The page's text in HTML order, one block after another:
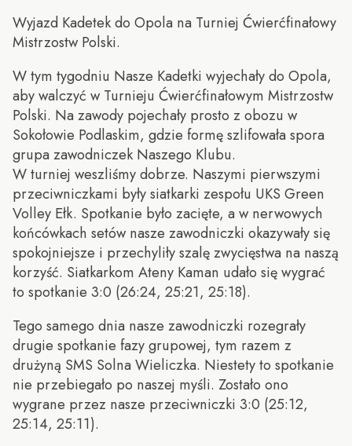
Wyjazd Kadetek do Opola na Turniej Ćwierćfinałowy
Mistrzostw Polski.
W tym tygodniu Nasze Kadetki wyjechały do Opola,
aby walczyć w Turnieju Ćwierćfinałowym Mistrzostw
Polski. Na zawody pojechały prosto z obozu w
Sokołowie Podlaskim, gdzie formę szlifowała spora
grupa zawodniczek Naszego Klubu.
W turniej weszliśmy dobrze. Naszymi pierwszymi
przeciwniczkami były siatkarki zespołu UKS Green
Volley Ełk. Spotkanie było zacięte, a w nerwowych
końcówkach setów nasze zawodniczki okazywały się
spokojniejsze i przechyliły szalę zwycięstwa na naszą
korzyść. Siatkarkom Ateny Kaman udało się wygrać
to spotkanie 3:0 (26:24, 25:21, 25:18).
Tego samego dnia nasze zawodniczki rozegrały
drugie spotkanie fazy grupowej, tym razem z
drużyną SMS Solna Wieliczka. Niestety to spotkanie
nie przebiegało po naszej myśli. Zostało ono
wygrane przez nasze przeciwniczki 3:0 (25:12,
25:14, 25:11).